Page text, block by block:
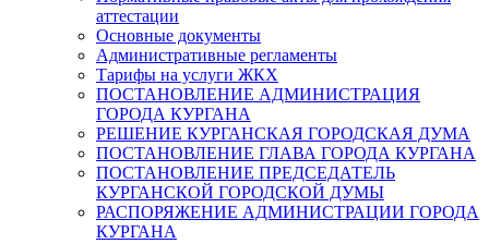
аттестации
Основные документы
Административные регламенты
Тарифы на услуги ЖКХ
ПОСТАНОВЛЕНИЕ АДМИНИСТРАЦИЯ
ГОРОДА КУРГАНА
РЕШЕНИЕ КУРГАНСКАЯ ГОРОДСКАЯ ДУМА
ПОСТАНОВЛЕНИЕ ГЛАВА ГОРОДА КУРГАНА
ПОСТАНОВЛЕНИЕ ПРЕДСЕДАТЕЛЬ
КУРГАНСКОЙ ГОРОДСКОЙ ДУМЫ
РАСПОРЯЖЕНИЕ АДМИНИСТРАЦИИ ГОРОДА
КУРГАНА